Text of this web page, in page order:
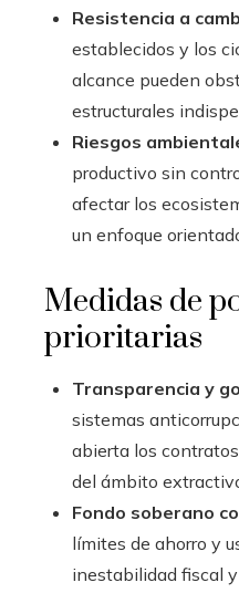
Resistencia a
establecidos y los
alcance pueden
estructurales
Riesgos
productivo sin
afectar los
un enfoque
Medidas de
prioritarias
Transparencia y
sistemas
abierta los
del ámbito
Fondo soberano
límites de ahorro y
inestabilidad fiscal